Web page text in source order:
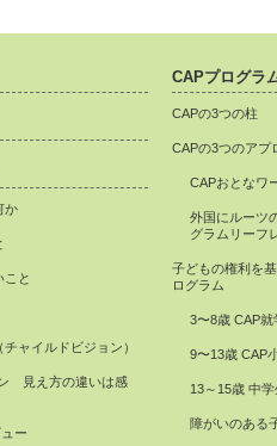
か
こと
ャイルドビジョン）
見え方の違いは感
ー
CAPプログラ
CAPの3つの柱
CAPの3つのアプ
CAPおとなワ
外国にルーツ
グラムリーフ
子どもの権利を
ログラム
3〜8歳 CAP
9〜13歳 CAP
13～15歳 中
障がいのある